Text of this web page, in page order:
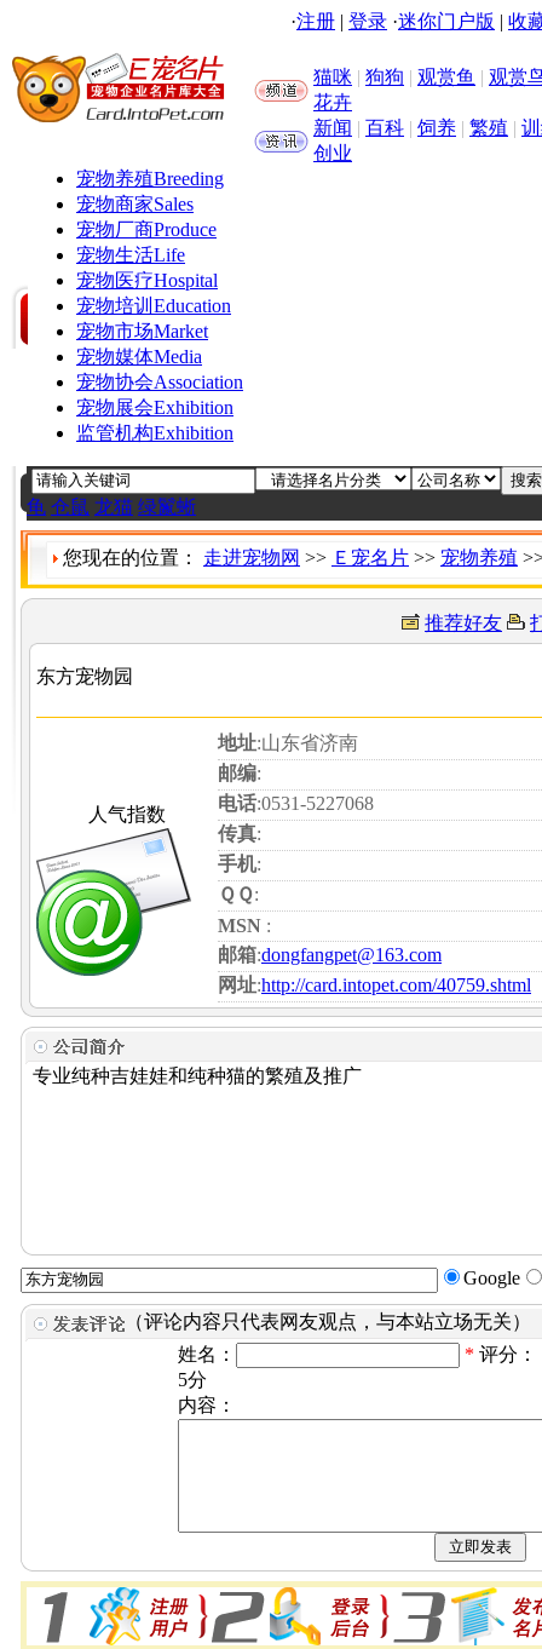
·注册 | 登录 ·迷你门户版 | 收
猫咪 | 狗狗 | 观赏鱼 | 观赏
花卉
新闻 | 百科 | 饲养 | 繁殖 |
创业
宠物养殖Breeding
宠物商家Sales
宠物厂商Produce
宠物生活Life
宠物医疗Hospital
宠物培训 Education
宠物市场Market
宠物媒体Media
宠物协会Association
宠物展会Exhibition
监管机构Exhibition
龟 仓鼠 龙猫 绿鬣蜥
您现在的位置： 走进宠物网 >> Ｅ宠名片 >> 宠物养殖
推荐好友
东方宠物园
人气指数
地址:山东省济南
邮编:
电话:0531-5227068
传真:
手机:
ＱＱ:
MSN :
邮箱:dongfangpet@163.com
网址:http://card.intopet.com/40759.shtml
专业纯种吉娃娃和纯种猫的繁殖及推广
Google
（评论内容只代表网友观点，与本站立场无关）
姓名：
* 评分：
5分
内容：